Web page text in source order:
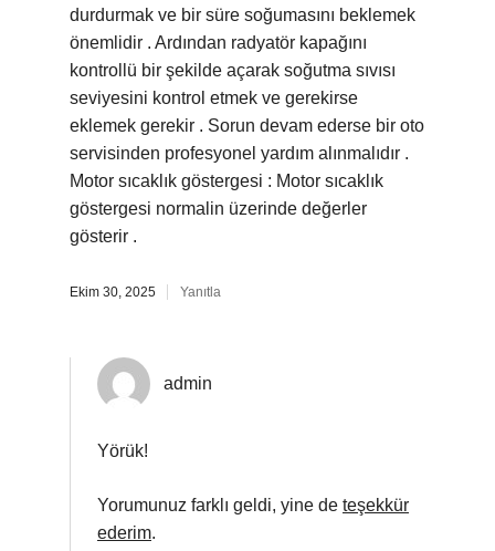
durdurmak ve bir süre soğumasını beklemek
önemlidir . Ardından radyatör kapağını
kontrollü bir şekilde açarak soğutma sıvısı
seviyesini kontrol etmek ve gerekirse
eklemek gerekir . Sorun devam ederse bir oto
servisinden profesyonel yardım alınmalıdır .
Motor sıcaklık göstergesi : Motor sıcaklık
göstergesi normalin üzerinde değerler
gösterir .
Ekim 30, 2025 Yanıtla
admin
Yörük!
Yorumunuz farklı geldi, yine de teşekkür
ederim.